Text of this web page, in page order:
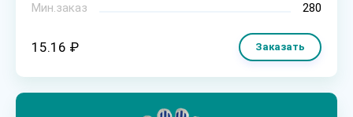
Мин.заказ
280
15.16 ₽ Заказать